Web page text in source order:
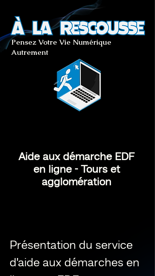
Pensez Votre Vie Numérique
Autrement
Aide aux démarche EDF
en ligne - Tours et
agglomération
Présentation du service
d'aide aux démarches en